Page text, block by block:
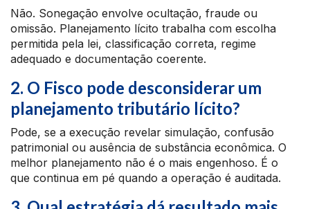
Não. Sonegação envolve ocultação, fraude ou
omissão. Planejamento lícito trabalha com escolha
permitida pela lei, classificação correta, regime
adequado e documentação coerente.
2. O Fisco pode desconsiderar um
planejamento tributário lícito?
Pode, se a execução revelar simulação, confusão
patrimonial ou ausência de substância econômica. O
melhor planejamento não é o mais engenhoso. É o
que continua em pé quando a operação é auditada.